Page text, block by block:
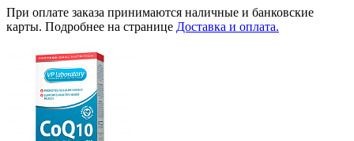
При оплате заказа принимаются наличные и банковские
карты. Подробнее на странице Доставка и оплата.